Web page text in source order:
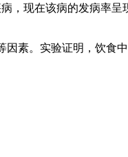
现在该病的发病率呈
素。实验证明，饮食